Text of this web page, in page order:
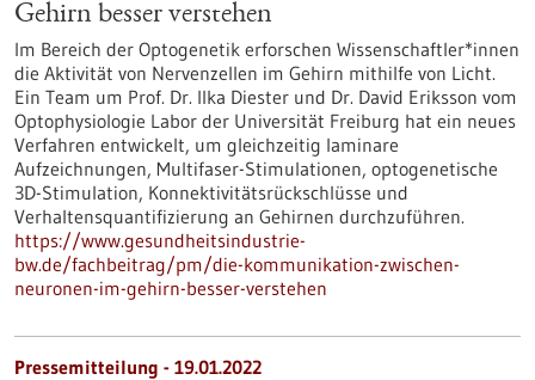
Gehirn besser verstehen
Im Bereich der Optogenetik erforschen Wissenschaftler*innen
die Aktivität von Nervenzellen im Gehirn mithilfe von Licht.
Ein Team um Prof. Dr. Ilka Diester und Dr. David Eriksson vom
Optophysiologie Labor der Universität Freiburg hat ein neues
Verfahren entwickelt, um gleichzeitig laminare
Aufzeichnungen, Multifaser-Stimulationen, optogenetische
3D-Stimulation, Konnektivitätsrückschlüsse und
Verhaltensquantifizierung an Gehirnen durchzuführen.
https://www.gesundheitsindustrie-
bw.de/fachbeitrag/pm/die-kommunikation-zwischen-
neuronen-im-gehirn-besser-verstehen
Pressemitteilung - 19.01.2022